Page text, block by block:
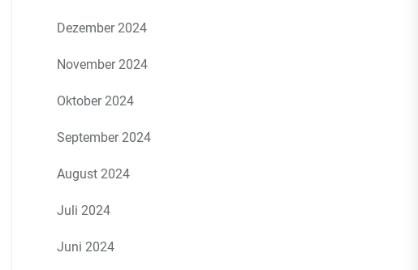
Dezember 2024
November 2024
Oktober 2024
September 2024
August 2024
Juli 2024
Juni 2024